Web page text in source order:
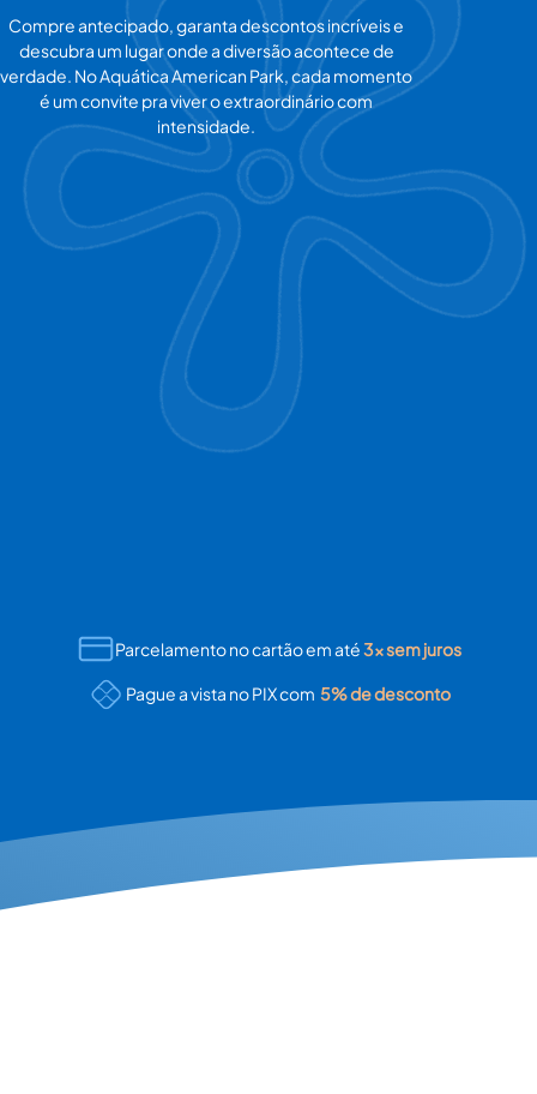
para garantir seu bem-estar, segurança e conforto,
experiência ainda melhor para todos.
sua participação nesse dia incrível! Estamos nos
REALIZAR AGENDAMENTO (SÓCIO)
Compre antecipado, garanta descontos incríveis e
descubra um lugar onde a diversão acontece de
verdade. No Aquática American Park, cada momento
é um convite pra viver o extraordinário com
intensidade.
Parcelamento no cartão em até3x sem juros
Pague a vista no PIX com 5% de desconto